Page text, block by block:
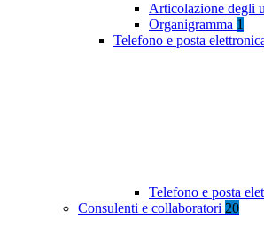
Articolazione degli
Organigramma 1
Telefono e posta
Telefono e posta
Consulenti e collaboratori 20